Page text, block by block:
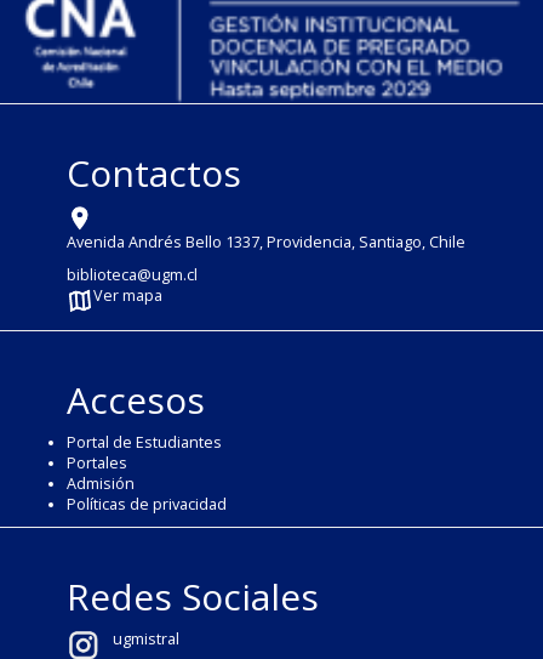
Contactos
Avenida Andrés Bello 1337, Providencia, Santiago, Chile
biblioteca@ugm.cl
Ver mapa
Accesos
Portal de Estudiantes
Portales
Admisión
Políticas de privacidad
Redes Sociales
ugmistral